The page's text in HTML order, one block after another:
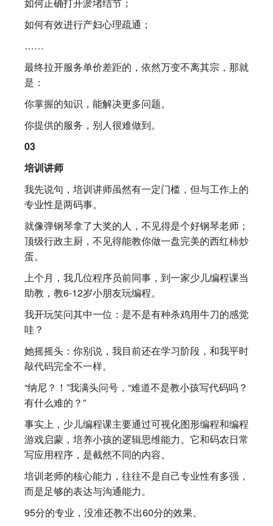
如何有效进行产妇心理疏通；
……
最终拉开服务单价差距的，依然万变不离其宗，那就
是：
你掌握的知识，能解决更多问题。
你提供的服务，别人很难做到。
03
培训讲师
我先说句，培训讲师虽然有一定门槛，但与工作上的
专业性是两码事。
就像弹钢琴拿了大奖的人，不见得是个好钢琴老师；
顶级行政主厨，不见得能教你做一盘完美的西红柿炒
蛋。
上个月，我几位程序员前同事，到一家少儿编程课当
助教，教6-12岁小朋友玩编程。
我开玩笑问其中一位：是不是有种杀鸡用牛刀的感觉
哇？
她摇摇头：你别说，我目前还在学习阶段，和我平时
敲代码完全不一样。
“纳尼？！”我满头问号，“难道不是教小孩写代码吗？
有什么难的？”
事实上，少儿编程课主要通过可视化图形编程和编程
游戏启蒙，培养小孩的逻辑思维能力。它和码农日常
写应用程序，是截然不同的内容。
培训老师的核心能力，往往不是自己专业性有多强，
而是足够的表达与沟通能力。
95分的专业，没准还教不出60分的效果。